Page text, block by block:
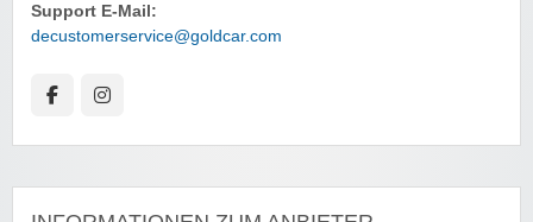
Support E-Mail:
decustomerservice@goldcar.com